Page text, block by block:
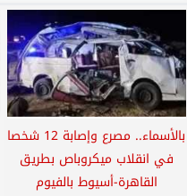
بالأسماء.. مصرع وإصابة 12 شخصا
في انقلاب ميكروباص بطريق
القاهرة-أسيوط بالفيوم